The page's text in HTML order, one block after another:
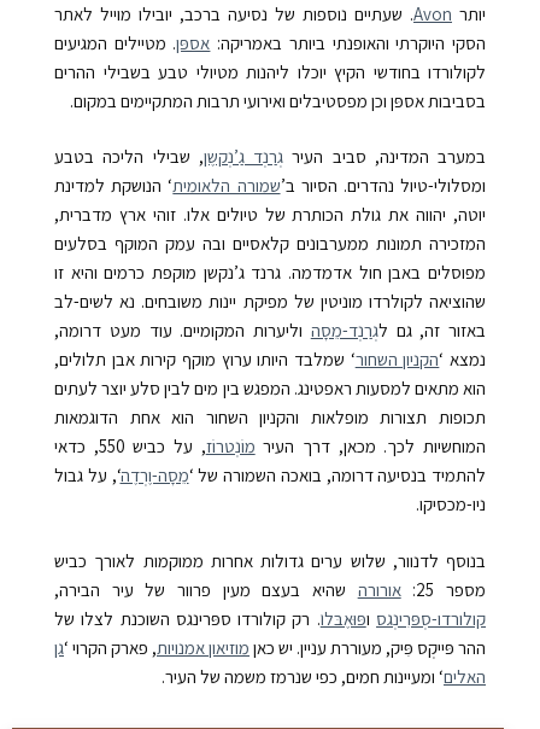
יותר Avon. שעתיים נוספות של נסיעה ברכב, יובילו מוייל לאתר
הסקי היוקרתי והאופנתי ביותר באמריקה: אספּן. מטיילים המגיעים
לקולורדו בחודשי הקיץ יוכלו ליהנות מטיולי טבע בשבילי ההרים
בסביבות אספּן וכן מפסטיבלים ואירועי תרבות המתקיימים במקום.
במערב המדינה, סביב העיר גְרַנְד גַ’נְקשֶן, שבילי הליכה בטבע
ומסלולי-טיול נהדרים. הסיור ב’שמורה הלאומית‘הנושקת למדינת
יוטה, יהווה את גולת הכותרת של טיולים אלו. זוהי ארץ מדברית,
המזכירה תמונות ממערבונים קלאסיים ובה עמק המוקף בסלעים
מפוסלים באבן חול אדמדמה. גרנד ג’נקשן מוקפת כרמים והיא זו
שהוציאה לקולרדו מוניטין של מפיקת יינות משובחים. נא לשים-לב
באזור זה, גם לגְרַנְד-מֵסָה וליערות המקומיים. עוד מעט דרומה,
נמצא ‘הקניון השחור‘ שמלבד היותו ערוץ מוקף קירות אבן תלולים,
הוא מתאים למסעות ראפטינג. המפגש בין מים לבין סלע יוצר לעתים
תכופות תצורות מופלאות והקניון השחור הוא אחת הדוגמאות
המוחשיות לכך. מכאן, דרך העיר מוֹנְטרוֹז, על כביש 550, כדאי
להתמיד בנסיעה דרומה, בואכה השמורה של ‘מֵסָה-וֶרְדֶה‘, על גבול
ניו-מכסיקו.
בנוסף לדנוור, שלוש ערים גדולות אחרות ממוקמות לאורך כביש
מספר 25:
אורורה שהיא בעצם מעין פרוור של עיר הבירה,
קולורדו-סְפּרִינְגס וֹפּוּאֶבּלו. רק קולורדו ספּרינגס השוכנת לצלו של
ההר פּייקְס פִּיק, מעוררת עניין. יש כאן מוזיאון אמנויות, פארק הקרוי ‘גן
האלים‘ ומעיינות חמים, כפי שנרמז משמה של העיר.